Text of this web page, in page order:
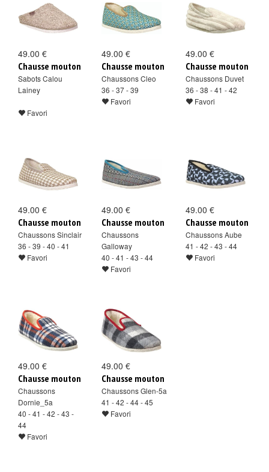
49.00 €
Chausse mouton
Sabots Calou
Lainey
Favori
49.00 €
Chausse mouton
Chaussons Cleo
36 - 37 - 39
Favori
49.00 €
Chausse mouton
Chaussons Duvet
36 - 38 - 41 - 42
Favori
49.00 €
Chausse mouton
Chaussons Sinclair
36 - 39 - 40 - 41
Favori
49.00 €
Chausse mouton
Chaussons
Galloway
40 - 41 - 43 - 44
Favori
49.00 €
Chausse mouton
Chaussons Aube
41 - 42 - 43 - 44
Favori
49.00 €
Chausse mouton
Chaussons
Dornie_5a
40 - 41 - 42 - 43 -
44
Favori
49.00 €
Chausse mouton
Chaussons Glen-5a
41 - 42 - 44 - 45
Favori